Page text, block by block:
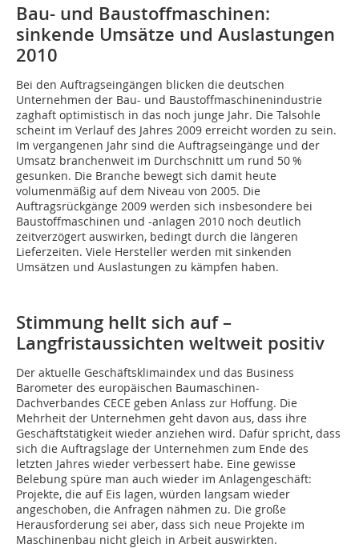
Bau- und Baustoffmaschinen:
sinkende Umsätze und Auslastungen
2010
Bei den Auftragseingängen blicken die deutschen
Unternehmen der Bau- und Baustoffmaschinenindustrie
zaghaft optimistisch in das noch junge Jahr. Die Talsohle
scheint im Verlauf des Jahres 2009 erreicht worden zu sein.
Im vergangenen Jahr sind die Auftragseingänge und der
Umsatz branchenweit im Durchschnitt um rund 50 %
gesunken. Die Branche bewegt sich damit heute
volumenmäßig auf dem Niveau von 2005. Die
Auftragsrückgänge 2009 werden sich insbesondere bei
Baustoffmaschinen und -anlagen 2010 noch deutlich
zeitverzögert auswirken, bedingt durch die längeren
Lieferzeiten. Viele Hersteller werden mit sinkenden
Umsätzen und Auslastungen zu kämpfen haben.
Stimmung hellt sich auf –
Langfristaussichten weltweit positiv
Der aktuelle Geschäftsklimaindex und das Business
Barometer des europäischen Baumaschinen-
Dachverbandes CECE geben Anlass zur Hoffung. Die
Mehrheit der Unternehmen geht davon aus, dass ihre
Geschäftstätigkeit wieder anziehen wird. Dafür spricht, dass
sich die Auftragslage der Unternehmen zum Ende des
letzten Jahres wieder verbessert habe. Eine gewisse
Belebung spüre man auch wieder im Anlagengeschäft:
Projekte, die auf Eis lagen, würden langsam wieder
angeschoben, die Anfragen nähmen zu. Die große
Herausforderung sei aber, dass sich neue Projekte im
Maschinenbau nicht gleich in Arbeit auswirkten.